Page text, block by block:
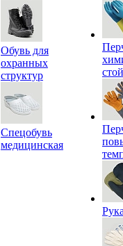
Обувь для
охранных
структур
Спецобувь
медицинская